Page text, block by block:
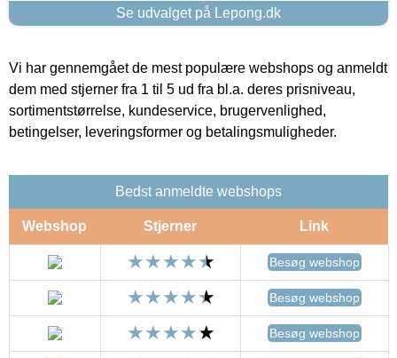
Se udvalget på Lepong.dk
Vi har gennemgået de mest populære webshops og anmeldt
dem med stjerner fra 1 til 5 ud fra bl.a. deres prisniveau,
sortimentstørrelse, kundeservice, brugervenlighed,
betingelser, leveringsformer og betalingsmuligheder.
Bedst anmeldte webshops
Webshop Stjerner Link
Besøg webshop
Besøg webshop
Besøg webshop